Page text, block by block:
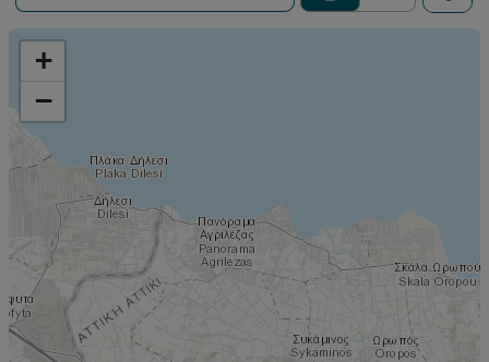
+
−